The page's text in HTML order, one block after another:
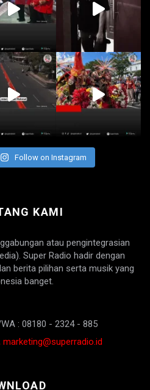
Follow on Instagram
KAMI
atau pengintegrasian
Super Radio hadir dengan
berita pilihan serta musik yang
banget.
: 08180 - 2324 - 885